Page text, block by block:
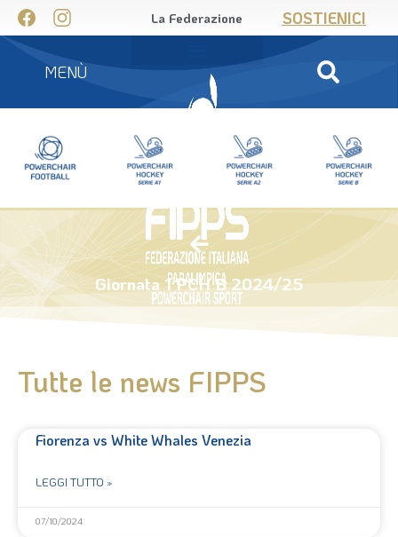
La Federazione SOSTIENICI
MENÙ
Giornata 1 PCH B 2024/25
Tutte le news FIPPS
Fiorenza vs White Whales Venezia
LEGGI TUTTO »
07/10/2024